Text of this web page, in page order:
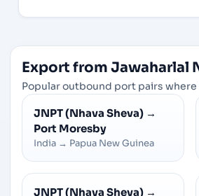
Export from Jawaharlal
Popular outbound port pairs
JNPT (Nhava Sheva) →
Port Moresby
India → Papua New Guinea
JNPT (Nhava Sheva) →